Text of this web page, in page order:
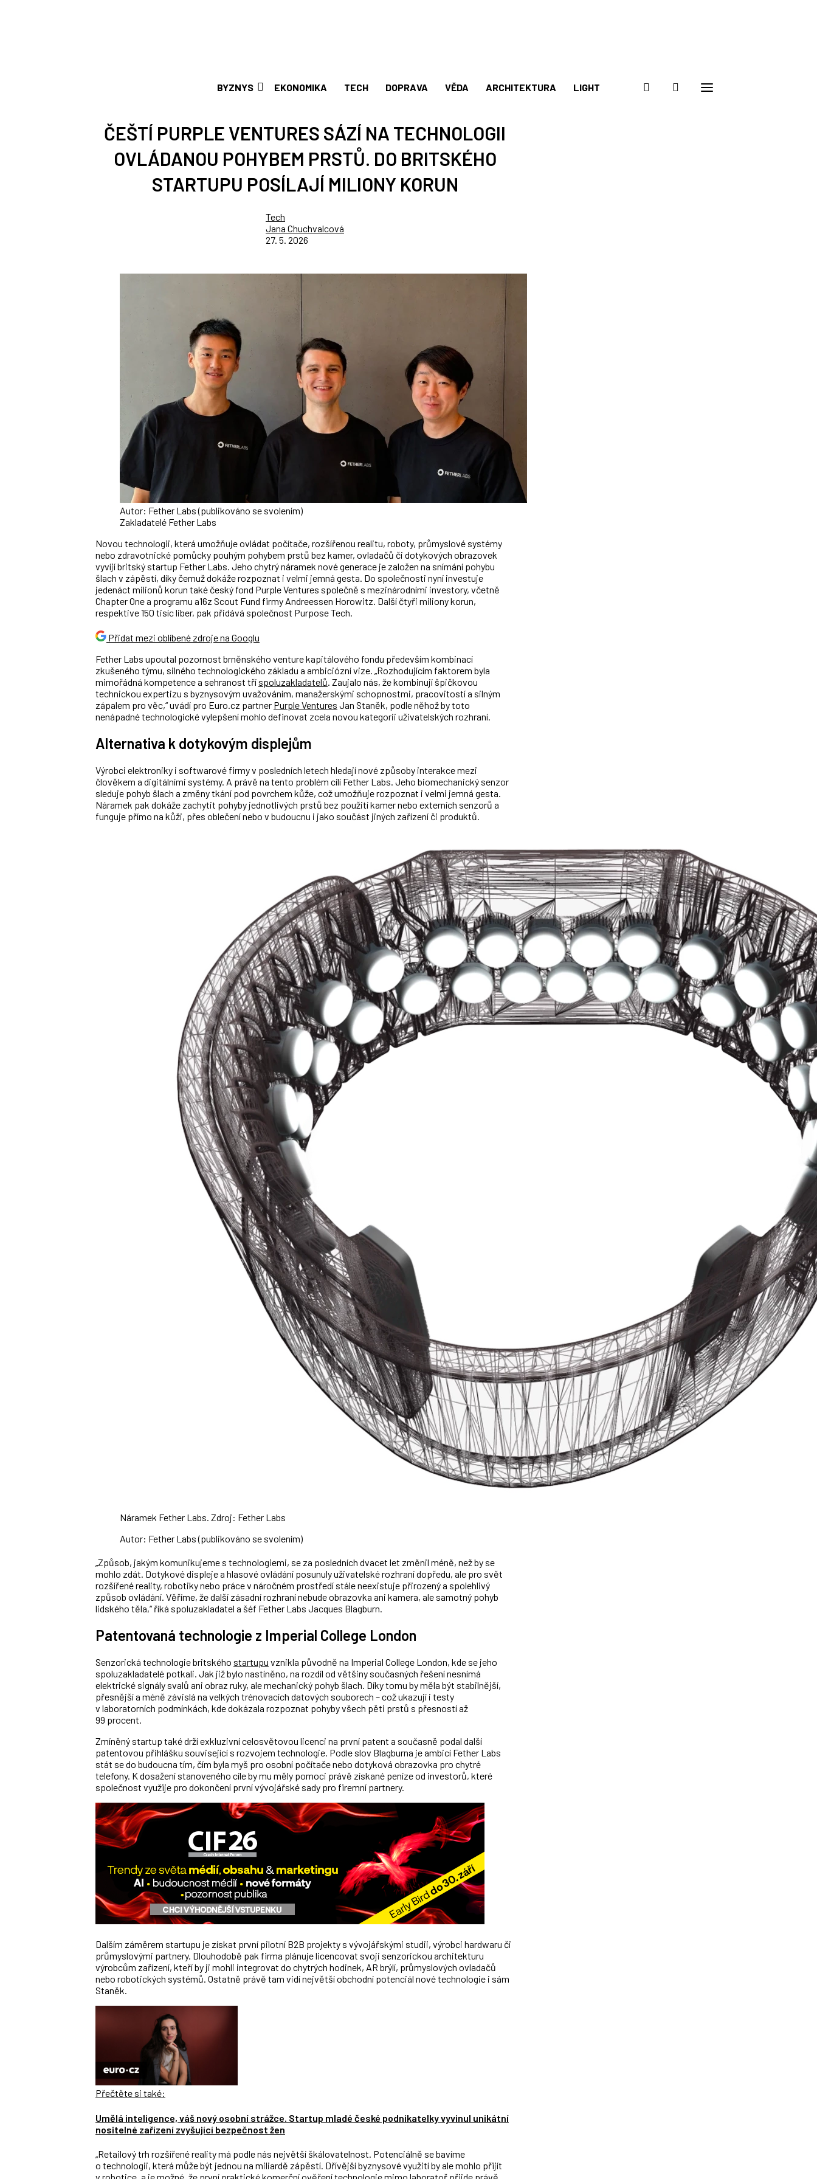
BYZNYS EKONOMIKA TECH DOPRAVA VĚDA ARCHITEKTURA LIGHT
ČEŠTÍ PURPLE VENTURES SÁZÍ NA TECHNOLOGII
OVLÁDANOU POHYBEM PRSTŮ. DO BRITSKÉHO
STARTUPU POSÍLAJÍ MILIONY KORUN
Tech
Jana Chuchvalcová
27. 5. 2026
Autor: Fether Labs (publikováno se svolením)
Zakladatelé Fether Labs
Novou technologii, která umožňuje ovládat počítače, rozšířenou realitu, roboty, průmyslové systémy
nebo zdravotnické pomůcky pouhým pohybem prstů bez kamer, ovladačů či dotykových obrazovek
vyvíjí britský startup Fether Labs. Jeho chytrý náramek nové generace je založen na snímání pohybu
šlach v zápěstí, díky čemuž dokáže rozpoznat i velmi jemná gesta. Do společnosti nyní investuje
jedenáct milionů korun také český fond Purple Ventures společně s mezinárodními investory, včetně
Chapter One a programu a16z Scout Fund firmy Andreessen Horowitz. Další čtyři miliony korun,
respektive 150 tisíc liber, pak přidává společnost Purpose Tech.
Přidat mezi oblíbené zdroje na Googlu
Fether Labs upoutal pozornost brněnského venture kapitálového fondu především kombinací
zkušeného týmu, silného technologického základu a ambiciózní vize. „Rozhodujícím faktorem byla
mimořádná kompetence a sehranost tří spoluzakladatelů. Zaujalo nás, že kombinují špičkovou
technickou expertizu s byznysovým uvažováním, manažerskými schopnostmi, pracovitostí a silným
zápalem pro věc,“ uvádí pro Euro.cz partner Purple Ventures Jan Staněk, podle něhož bytoto
nenápadné technologické vylepšenímohlo definovat zcela novou kategorii uživatelských rozhraní.
Alternativa k dotykovým displejům
Výrobci elektroniky i softwarové firmy v posledních letech hledají nové způsoby interakce mezi
člověkem a digitálními systémy. A právě na tento problém cílí Fether Labs. Jeho biomechanický senzor
sleduje pohyb šlach a změny tkání pod povrchem kůže, což umožňuje rozpoznat i velmi jemná gesta.
Náramek pak dokáže zachytit pohyby jednotlivých prstů bez použití kamer nebo externích senzorů a
funguje přímo na kůži, přes oblečení nebo v budoucnu i jako součást jiných zařízení či produktů.
Náramek Fether Labs. Zdroj: Fether Labs
Autor: Fether Labs (publikováno se svolením)
„Způsob, jakým komunikujeme s technologiemi, se za posledních dvacet let změnil méně, než by se
mohlo zdát. Dotykové displeje a hlasové ovládání posunuly uživatelské rozhraní dopředu, ale pro svět
rozšířené reality, robotiky nebo práce v náročném prostředí stále neexistuje přirozený a spolehlivý
způsob ovládání. Věříme, že další zásadní rozhraní nebude obrazovka ani kamera, ale samotný pohyb
lidského těla,“ říká spoluzakladatel a šéf Fether Labs Jacques Blagburn.
Patentovaná technologie z Imperial College London
Senzorická technologie britského startupu vznikla původně na Imperial College London, kde se jeho
spoluzakladatelé potkali. Jak již bylo nastíněno, na rozdíl od většiny současných řešení nesnímá
elektrické signály svalů ani obraz ruky, ale mechanický pohyb šlach. Díky tomu by měla být stabilnější,
přesnější a méně závislá na velkých trénovacích datových souborech – což ukazují i testy
v laboratorních podmínkách, kde dokázala rozpoznat pohyby všech pěti prstů s přesností až
99 procent.
Zmíněný startup takédrží exkluzivní celosvětovou licenci na první patent a současně podal další
patentovou přihlášku související s rozvojem technologie. Podle slov Blagburna je ambicí Fether Labs
stát se do budoucna tím, čím byla myš pro osobní počítače nebo dotyková obrazovka pro chytré
telefony. K dosažení stanoveného cíle by mu měly pomoci právě získané peníze od investorů, které
společnost využije pro dokončení první vývojářské sady pro firemní partnery.
Dalším záměrem startupu je získat první pilotní B2B projekty s vývojářskými studii, výrobci hardwaru či
průmyslovými partnery. Dlouhodobě pak firma plánuje licencovat svoji senzorickou architekturu
výrobcům zařízení, kteří by ji mohli integrovat do chytrých hodinek, AR brýlí, průmyslových ovladačů
nebo robotických systémů. Ostatně právě tam vidí největší obchodní potenciál nové technologie i sám
Staněk.
Přečtěte si také:
Umělá inteligence, váš nový osobní strážce. Startup mladé české podnikatelky vyvinul unikátní
nositelné zařízení zvyšující bezpečnost žen
„Retailový trh rozšířené reality má podle nás největší škálovatelnost. Potenciálně se bavíme
o technologii, která může být jednou na miliardě zápěstí. Dřívější byznysové využití by ale mohlo přijít